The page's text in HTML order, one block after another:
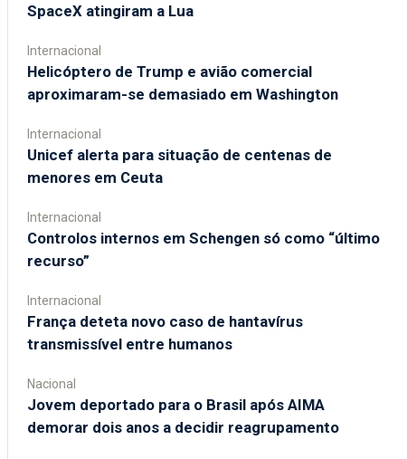
SpaceX atingiram a Lua
Internacional
Helicóptero de Trump e avião comercial
aproximaram-se demasiado em Washington
Internacional
Unicef alerta para situação de centenas de
menores em Ceuta
Internacional
Controlos internos em Schengen só como “último
recurso”
Internacional
França deteta novo caso de hantavírus
transmissível entre humanos
Nacional
Jovem deportado para o Brasil após AIMA
demorar dois anos a decidir reagrupamento